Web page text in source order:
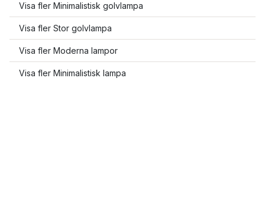
Visa fler Minimalistisk golvlampa
Visa fler Stor golvlampa
Visa fler Moderna lampor
Visa fler Minimalistisk lampa